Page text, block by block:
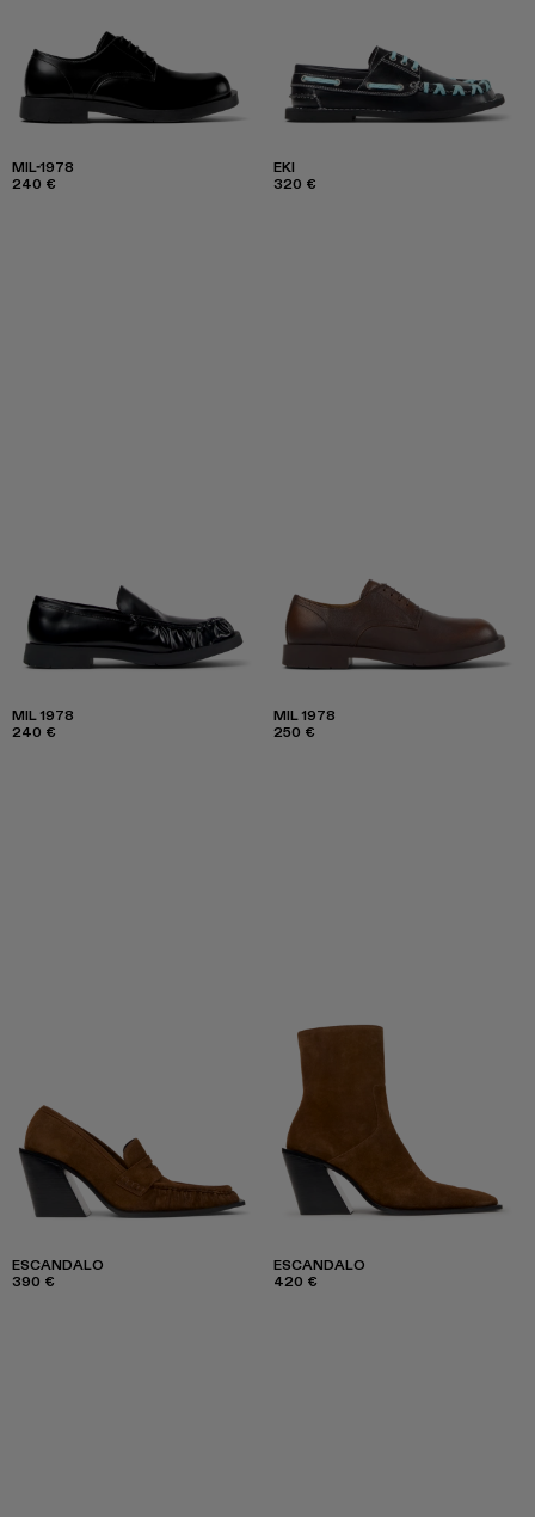
MIL-1978
240 €
EKI
320 €
MIL 1978
240 €
MIL 1978
250 €
ESCANDALO
390 €
ESCANDALO
420 €